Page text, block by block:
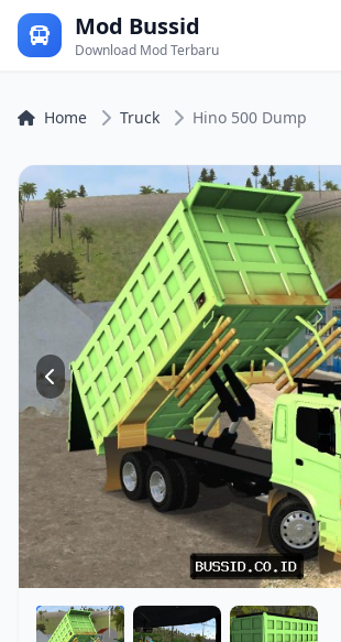
Mod Bussid
Download Mod Terbaru
Home Truck Hino 500 Dump